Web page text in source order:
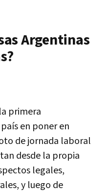
Argentinas
primera
en poner en
de jornada laboral
desde la propia
legales,
y luego de